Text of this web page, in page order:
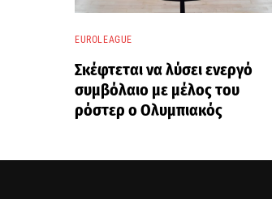
EUROLEAGUE
Σκέφτεται να λύσει ενεργό
συμβόλαιο με μέλος του
ρόστερ ο Ολυμπιακός